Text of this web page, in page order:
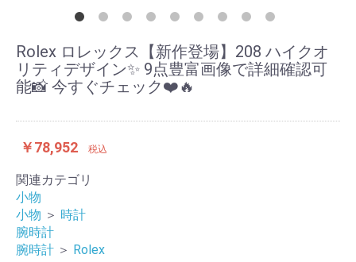
Rolex ロレックス【新作登場】208 ハイクオ
リティデザイン✨ 9点豊富画像で詳細確認可
能📸 今すぐチェック❤️🔥
￥78,952 税込
関連カテゴリ
小物
小物 ＞ 時計
腕時計
腕時計 ＞ Rolex